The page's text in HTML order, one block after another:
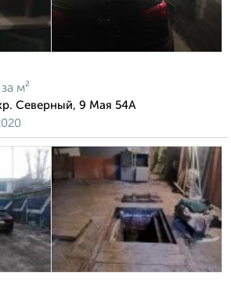
за м²
Северный, 9 Мая 54А